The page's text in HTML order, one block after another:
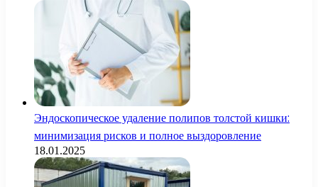
Эндоскопическое удаление полипов толстой кишки:
минимизация рисков и полное выздоровление
18.01.2025